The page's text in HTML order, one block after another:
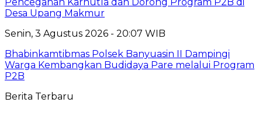
Desa Upang Makmur
Senin, 3 Agustus 2026 - 20:07 WIB
Bhabinkamtibmas Polsek Banyuasin II Dampingi
Warga Kembangkan Budidaya Pare melalui Program
P2B
Berita Terbaru